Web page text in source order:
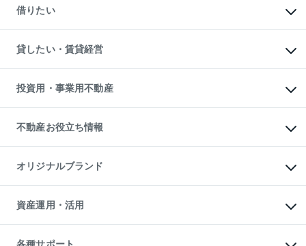
中古一戸建ての購入
不動産購入の流れ
注目キーワード物件特集
購入ガイド
English 繁体中文簡体中文
一戸建ての売却・査定
土地の売却・査定
スピードAI査定
不動産査定について
不動産売却の流れ
不動産買換えの流れ
売却ガイド
借りたい
オフィス・店舗の賃貸
借りるときの流れ
借りるガイド
貸したい・賃貸経営
マンション賃料データ
賃貸管理プラン
リロケーションについて
貸すガイド
投資用・事業用不動産
事業用不動産
マンション投資
投資用マンション
アパート経営
収益物件
ビル購入（ビル一棟）
投資用不動産の売却査定
事業用不動産の売却査定
不動産お役立ち情報
マンションライブラリー
人気マンションランキング
暮らしに役立つ不動産メディア
不動産相場・不動産価格情報
不動産コラム・ニュース
不動産用語集
オリジナルブランド
一棟リノベーションマンション
L`GENTE（ルジェンテ）
区分リノベーションマンション
資産運用・活用
不動産M&A